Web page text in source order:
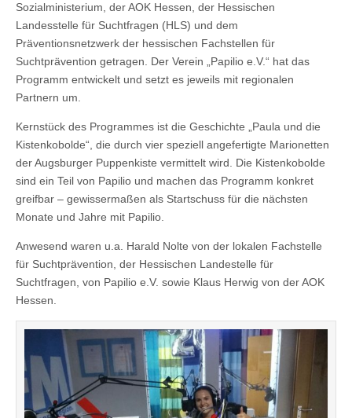
Sozialministerium, der AOK Hessen, der Hessischen
Landesstelle für Suchtfragen (HLS) und dem
Präventionsnetzwerk der hessischen Fachstellen für
Suchtprävention getragen. Der Verein „Papilio e.V.“ hat das
Programm entwickelt und setzt es jeweils mit regionalen
Partnern um.
Kernstück des Programmes ist die Geschichte „Paula und die
Kistenkobolde“, die durch vier speziell angefertigte Marionetten
der Augsburger Puppenkiste vermittelt wird. Die Kistenkobolde
sind ein Teil von Papilio und machen das Programm konkret
greifbar – gewissermaßen als Startschuss für die nächsten
Monate und Jahre mit Papilio.
Anwesend waren u.a. Harald Nolte von der lokalen Fachstelle
für Suchtprävention, der Hessischen Landestelle für
Suchtfragen, von Papilio e.V. sowie Klaus Herwig von der AOK
Hessen.